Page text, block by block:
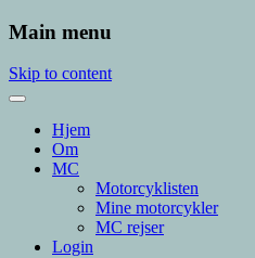
Main menu
Skip to content
Hjem
Om
MC
Motorcyklisten
Mine motorcykler
MC rejser
Login